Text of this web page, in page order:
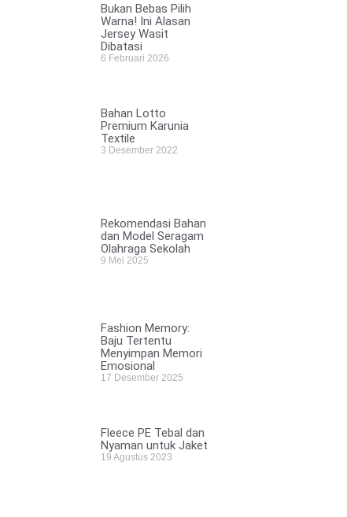
Bukan Bebas Pilih
Warna! Ini Alasan
Jersey Wasit
Dibatasi
6 Februari 2026
Bahan Lotto
Premium Karunia
Textile
3 Desember 2022
Rekomendasi Bahan
dan Model Seragam
Olahraga Sekolah
9 Mei 2025
Fashion Memory:
Baju Tertentu
Menyimpan Memori
Emosional
17 Desember 2025
Fleece PE Tebal dan
Nyaman untuk Jaket
19 Agustus 2023